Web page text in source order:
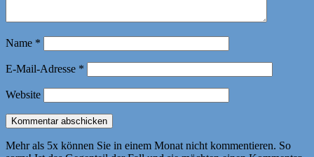
Name *
E-Mail-Adresse *
Website
Mehr als 5x können Sie in einem Monat nicht kommentieren. So